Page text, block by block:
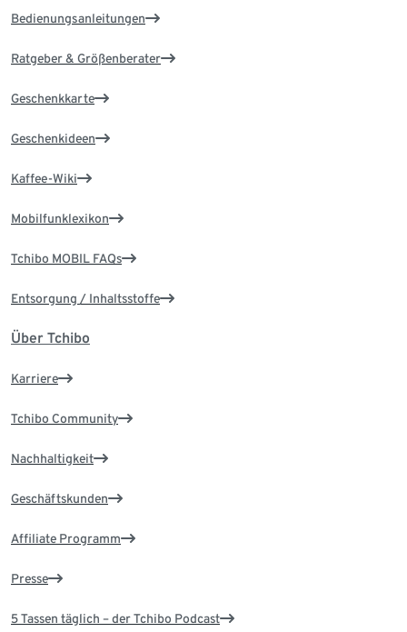
Bedienungsanleitungen
Ratgeber & Größenberater
Geschenkkarte
Geschenkideen
Kaffee-Wiki
Mobilfunklexikon
Tchibo MOBIL FAQs
Entsorgung / Inhaltsstoffe
Über Tchibo
Karriere
Tchibo Community
Nachhaltigkeit
Geschäftskunden
Affiliate Programm
Presse
5 Tassen täglich – der Tchibo Podcast